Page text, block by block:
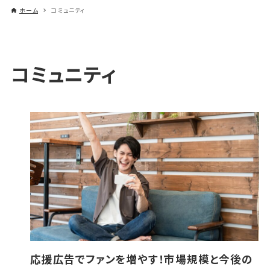
ホーム コミュニティ
コミュニティ
応援広告でファンを増やす！市場規模と今後の